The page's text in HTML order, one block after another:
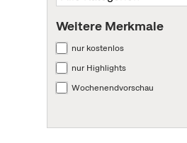
Weitere Merkmale
nur kostenlos
nur Highlights
Wochenendvorschau